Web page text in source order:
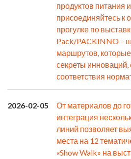
продуктов питания
присоединяйтесь к
прогулке по
Pack/PACKINNO –
маршрутов,
секреты инноваций,
соответствия
2026-02-05
От материалов до
интеграция
линий позволяет
места на 12
«Show Walk» на